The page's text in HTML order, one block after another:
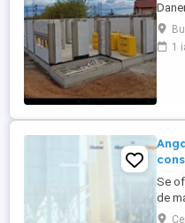
1
Se
de